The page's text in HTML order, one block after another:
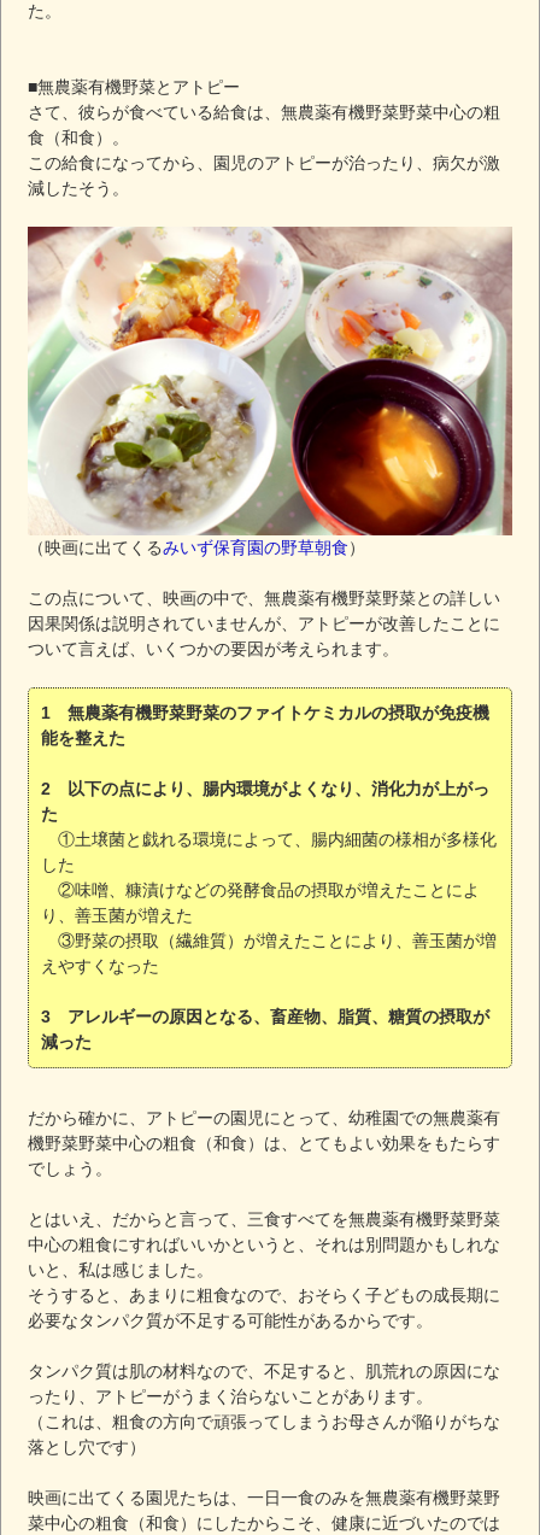
た。
■無農薬有機野菜とアトピー
さて、彼らが食べている給食は、無農薬有機野菜野菜中心の粗
食（和食）。
この給食になってから、園児のアトピーが治ったり、病欠が激
減したそう。
（映画に出てくるみいず保育園の野草朝食）
この点について、映画の中で、無農薬有機野菜野菜との詳しい
因果関係は説明されていませんが、アトピーが改善したことに
ついて言えば、いくつかの要因が考えられます。
1 無農薬有機野菜野菜のファイトケミカルの摂取が免疫機
能を整えた
2 以下の点により、腸内環境がよくなり、消化力が上がっ
た
①土壌菌と戯れる環境によって、腸内細菌の様相が多様化
した
②味噌、糠漬けなどの発酵食品の摂取が増えたことによ
り、善玉菌が増えた
③野菜の摂取（繊維質）が増えたことにより、善玉菌が増
えやすくなった
3 アレルギーの原因となる、畜産物、脂質、糖質の摂取が
減った
だから確かに、アトピーの園児にとって、幼稚園での無農薬有
機野菜野菜中心の粗食（和食）は、とてもよい効果をもたらす
でしょう。
とはいえ、だからと言って、三食すべてを無農薬有機野菜野菜
中心の粗食にすればいいかというと、それは別問題かもしれな
いと、私は感じました。
そうすると、あまりに粗食なので、おそらく子どもの成長期に
必要なタンパク質が不足する可能性があるからです。
タンパク質は肌の材料なので、不足すると、肌荒れの原因にな
ったり、アトピーがうまく治らないことがあります。
（これは、粗食の方向で頑張ってしまうお母さんが陥りがちな
落とし穴です）
映画に出てくる園児たちは、一日一食のみを無農薬有機野菜野
菜中心の粗食（和食）にしたからこそ、健康に近づいたのでは